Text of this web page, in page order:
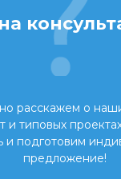
расскажем о
и типовых
и подготовим
предложение!